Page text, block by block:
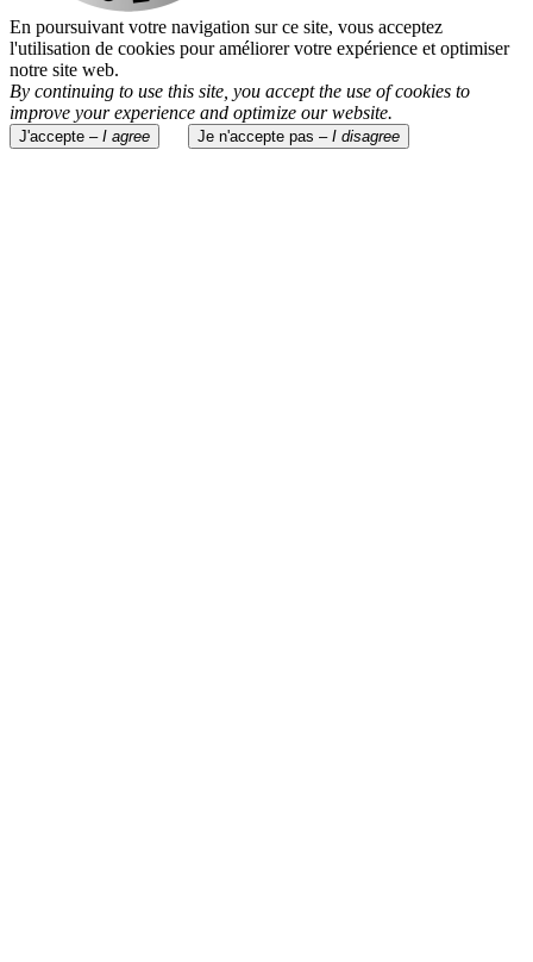
En poursuivant votre navigation sur ce site, vous acceptez
l'utilisation de cookies pour améliorer votre expérience et optimiser
notre site web.
By continuing to use this site, you accept the use of cookies to
improve your experience and optimize our website.
J'accepte – I agree Je n'accepte pas – I disagree